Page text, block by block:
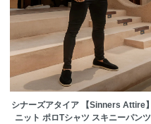
シナーズアタイア 【Sinners Attire】
ニット ポロTシャツ スキニーパンツ